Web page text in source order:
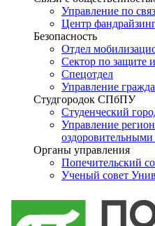
Управление по
Центр
Безопасность
Отдел
Сектор по защите
Спецотдел
Управление
Студгородок СПбПУ
Студенческий
Управление
оздоровительными
Органы управления
Попечительский
Ученый совет